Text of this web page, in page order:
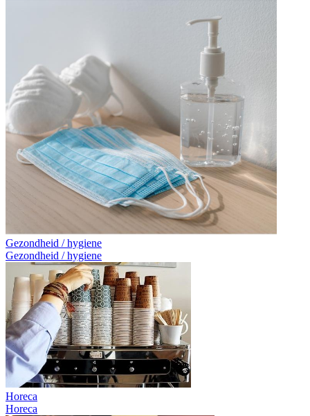
Gezondheid / hygiene
Gezondheid / hygiene
Horeca
Horeca